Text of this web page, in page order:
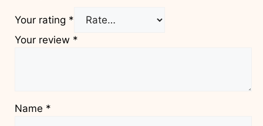
Your rating *
Your review *
Name *